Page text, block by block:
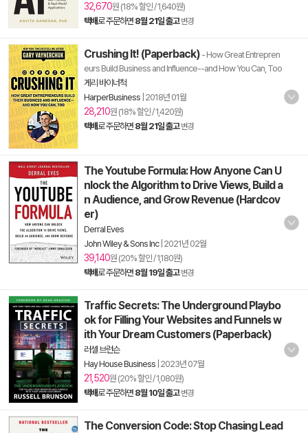
32,670원 (18% 할인 / 1,640원)
택배로 주문하면 8월 21일 출고 변경
Crushing It! (Paperback) - How Great Entrepren
eurs Build Business and Influence--and How You Can, Too
게리 바이너척
HarperBusiness 2018년 01월
28,210원 (18% 할인 / 1,420원)
택배로 주문하면 8월 21일 출고 변경
The Youtube Formula: How Anyone Can U
nlock the Algorithm to Drive Views, Build a
n Audience, and Grow Revenue (Hardcov
er)
Derral Eves
John Wiley & Sons Inc| 2021년 02월
39,140원 (20% 할인 / 1,180원)
택배로 주문하면 8월 19일 출고 변경
Traffic Secrets: The Underground Playbo
ok for Filling Your Websites and Funnels w
ith Your Dream Customers (Paperback)
러셀 브런슨
Hay House Business 2023년 07월
21,520원 (20% 할인 / 1,080원)
택배로 주문하면 8월 10일 출고 변경
The Conversion Code: Stop Chasing Lead